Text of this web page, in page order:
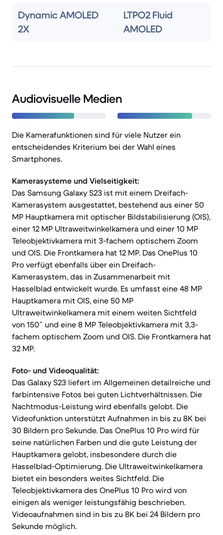
Dynamic AMOLED
2X
LTPO2 Fluid
AMOLED
Audiovisuelle Medien
Die Kamerafunktionen sind für viele Nutzer ein
entscheidendes Kriterium bei der Wahl eines
Smartphones.
Kamerasysteme und Vielseitigkeit:
Das Samsung Galaxy S23 ist mit einem Dreifach-
Kamerasystem ausgestattet, bestehend aus einer 50
MP Hauptkamera mit optischer Bildstabilisierung (OIS),
einer 12 MP Ultraweitwinkelkamera und einer 10 MP
Teleobjektivkamera mit 3-fachem optischem Zoom
und OIS. Die Frontkamera hat 12 MP. Das OnePlus 10
Pro verfügt ebenfalls über ein Dreifach-
Kamerasystem, das in Zusammenarbeit mit
Hasselblad entwickelt wurde. Es umfasst eine 48 MP
Hauptkamera mit OIS, eine 50 MP
Ultraweitwinkelkamera mit einem weiten Sichtfeld
von 150˚ und eine 8 MP Teleobjektivkamera mit 3,3-
fachem optischem Zoom und OIS. Die Frontkamera hat
32 MP.
Foto- und Videoqualität:
Das Galaxy S23 liefert im Allgemeinen detailreiche und
farbintensive Fotos bei guten Lichtverhältnissen. Die
Nachtmodus-Leistung wird ebenfalls gelobt. Die
Videofunktion unterstützt Aufnahmen in bis zu 8K bei
30 Bildern pro Sekunde. Das OnePlus 10 Pro wird für
seine natürlichen Farben und die gute Leistung der
Hauptkamera gelobt, insbesondere durch die
Hasselblad-Optimierung. Die Ultraweitwinkelkamera
bietet ein besonders weites Sichtfeld. Die
Teleobjektivkamera des OnePlus 10 Pro wird von
einigen als weniger leistungsfähig beschrieben.
Videoaufnahmen sind in bis zu 8K bei 24 Bildern pro
Sekunde möglich.